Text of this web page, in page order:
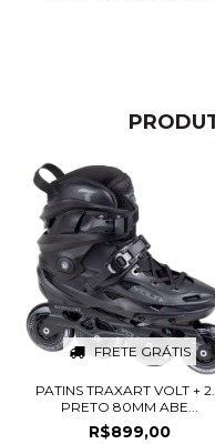
FRETE GRÁTIS
PATINS TRAXART VOLT +
PRETO 80MM ABE...
R$899,00